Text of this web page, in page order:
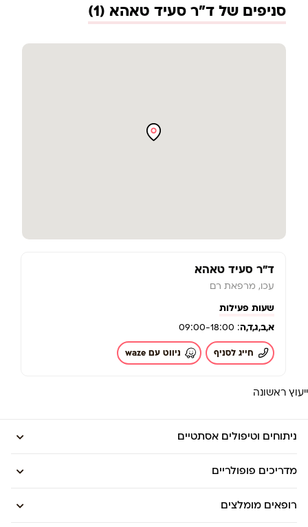
סניפים של ד"ר סעיד טאהא (1)
ד"ר סעיד טאהא
עכו, מרפאת רם
שעות פעילות
א,ב,ג,ד,ה: 09:00-18:00
חייג לסניף ניווט עם waze
ייעוץ ראשונה
ניתוחים וטיפולים אסתטיים
מדריכים פופולריים
רופאים מומלצים